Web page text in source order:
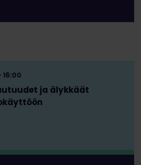
ja älykkäät
16:00